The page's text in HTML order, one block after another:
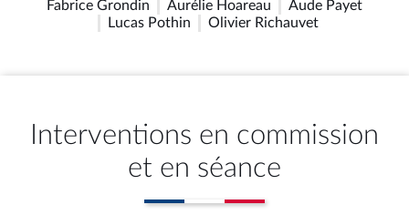
Fabrice Grondin Aurélie Hoareau
Aude Payet
Lucas Pothin
Olivier Richauvet
Interventions en commission
et en séance